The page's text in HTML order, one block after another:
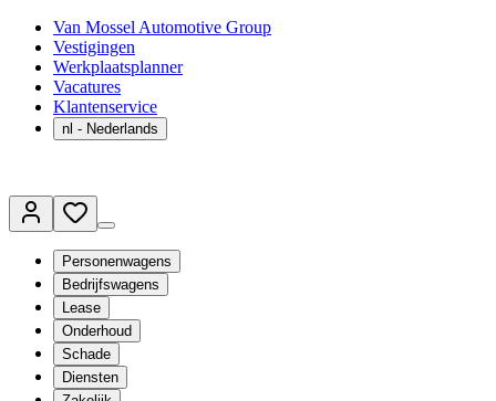
Van Mossel Automotive Group
Vestigingen
Werkplaatsplanner
Vacatures
Klantenservice
nl - Nederlands
Personenwagens
Bedrijfswagens
Lease
Onderhoud
Schade
Diensten